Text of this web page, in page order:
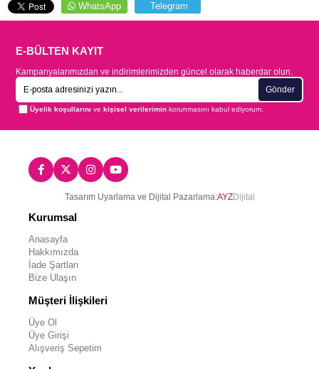
WhatsApp Telegram
E-BÜLTEN KAYIT
Kampanyalarımızdan ve indirimlerimizden güncel olarak haberdar olun.
Gönder
Üyelik koşullarını vekişisel verilerimin korunmasını kabul ediyorum.
Tasarım Uyarlama ve Dijital Pazarlama:AYZDijital
Kurumsal
Anasayfa
Hakkımızda
İade Şartları
Bize Ulaşın
Müşteri İlişkileri
Üye Ol
Üye Girişi
Alışveriş Sepetim